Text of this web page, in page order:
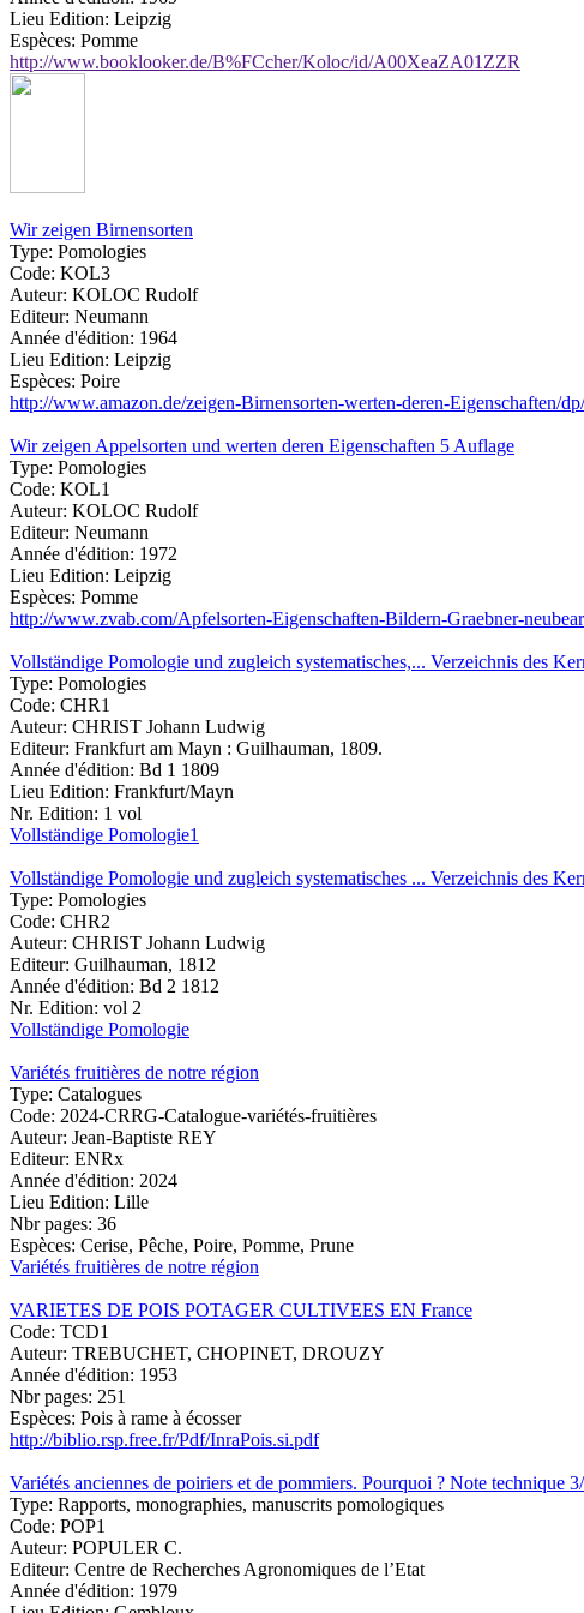
Lieu Edition: Leipzig
Espèces: Pomme
http://www.booklooker.de/B%FCcher/Koloc/id/A00XeaZA01ZZR
Wir zeigen Birnensorten
Type: Pomologies
Code: KOL3
Auteur: KOLOC Rudolf
Editeur: Neumann
Année d'édition: 1964
Lieu Edition: Leipzig
Espèces: Poire
http://www.amazon.de/zeigen-Birnensorten-werten-deren-Eigenschaften/
Wir zeigen Appelsorten und werten deren Eigenschaften 5 Auflage
Type: Pomologies
Code: KOL1
Auteur: KOLOC Rudolf
Editeur: Neumann
Année d'édition: 1972
Lieu Edition: Leipzig
Espèces: Pomme
http://www.zvab.com/Apfelsorten-Eigenschaften-Bildern-Graebner-
Vollständige Pomologie und zugleich systematisches,... Verzeichnis des
Type: Pomologies
Code: CHR1
Auteur: CHRIST Johann Ludwig
Editeur: Frankfurt am Mayn : Guilhauman, 1809.
Année d'édition: Bd 1 1809
Lieu Edition: Frankfurt/Mayn
Nr. Edition: 1 vol
Vollständige Pomologie1
Vollständige Pomologie und zugleich systematisches ... Verzeichnis des
Type: Pomologies
Code: CHR2
Auteur: CHRIST Johann Ludwig
Editeur: Guilhauman, 1812
Année d'édition: Bd 2 1812
Nr. Edition: vol 2
Vollständige Pomologie
Variétés fruitières de notre région
Type: Catalogues
Code: 2024-CRRG-Catalogue-variétés-fruitières
Auteur: Jean-Baptiste REY
Editeur: ENRx
Année d'édition: 2024
Lieu Edition: Lille
Nbr pages: 36
Espèces: Cerise, Pêche, Poire, Pomme, Prune
Variétés fruitières de notre région
VARIETES DE POIS POTAGER CULTIVEES EN France
Code: TCD1
Auteur: TREBUCHET, CHOPINET, DROUZY
Année d'édition: 1953
Nbr pages: 251
Espèces: Pois à rame à écosser
http://biblio.rsp.free.fr/Pdf/InraPois.si.pdf
Variétés anciennes de poiriers et de pommiers. Pourquoi ? Note technique
Type: Rapports, monographies, manuscrits pomologiques
Code: POP1
Auteur: POPULER C.
Editeur: Centre de Recherches Agronomiques de l’Etat
Année d'édition: 1979